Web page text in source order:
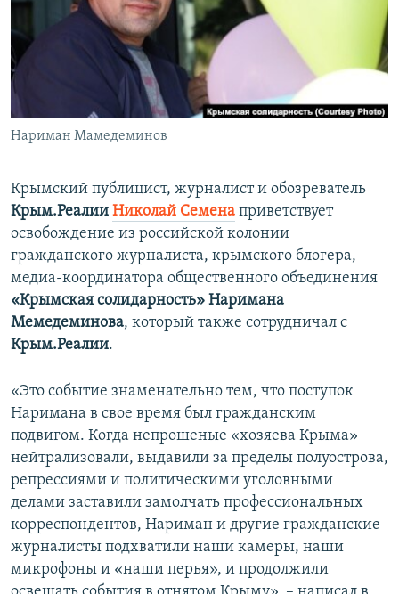
ПОБЕДИТЕЛЕЙ НЕ СУДЯТ?
КРЫМ.НЕПОКОРЕННЫЙ
УКРАИНСКАЯ ПРОБЛЕМА КРЫМА
ПРИСОЕДИНЯЙТЕСЬ!
Все сайты RFE/RL
Нариман Мамедеминов
Крымский публицист, журналист и обозреватель
Крым.Реалии Николай Семена приветствует
освобождение из российской колонии
гражданского журналиста, крымского блогера,
медиа-координатора общественного объединения
«Крымская солидарность» Наримана
Мемедеминова, который также сотрудничал с
Крым.Реалии.
«Это событие знаменательно тем, что поступок
Наримана в свое время был гражданским
подвигом. Когда непрошеные «хозяева Крыма»
нейтрализовали, выдавили за пределы полуострова,
репрессиями и политическими уголовными
делами заставили замолчать профессиональных
корреспондентов, Нариман и другие гражданские
журналисты подхватили наши камеры, наши
микрофоны и «наши перья», и продолжили